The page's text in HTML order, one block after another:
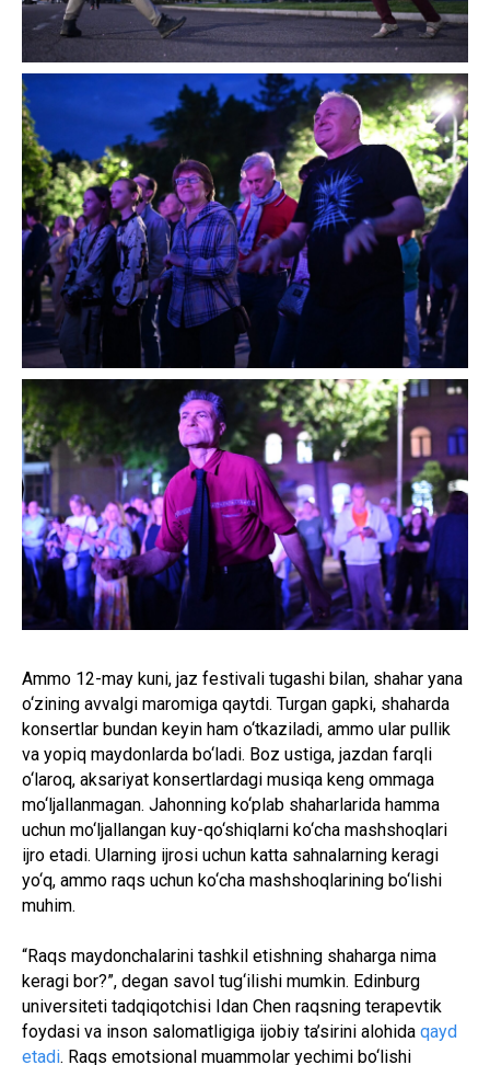
Ammo 12-may kuni, jaz festivali tugashi bilan, shahar yana
o‘zining avvalgi maromiga qaytdi. Turgan gapki, shaharda
konsertlar bundan keyin ham o‘tkaziladi, ammo ular pullik
va yopiq maydonlarda bo‘ladi. Boz ustiga, jazdan farqli
o‘laroq, aksariyat konsertlardagi musiqa keng ommaga
mo‘ljallanmagan. Jahonning ko‘plab shaharlarida hamma
uchun mo‘ljallangan kuy-qo‘shiqlarni ko‘cha mashshoqlari
ijro etadi. Ularning ijrosi uchun katta sahnalarning keragi
yo‘q, ammo raqs uchun ko‘cha mashshoqlarining bo‘lishi
muhim.
“Raqs maydonchalarini tashkil etishning shaharga nima
keragi bor?”, degan savol tug‘ilishi mumkin. Edinburg
universiteti tadqiqotchisi Idan Chen raqsning terapevtik
foydasi va inson salomatligiga ijobiy ta’sirini alohida qayd
etadi. Raqs emotsional muammolar yechimi bo‘lishi